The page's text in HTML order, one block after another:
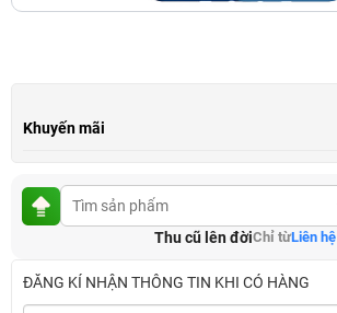
Khuyến mãi
Thu cũ lên đờiChỉ từLiên hệ
ĐĂNG KÍ NHẬN THÔNG TIN KHI CÓ HÀNG